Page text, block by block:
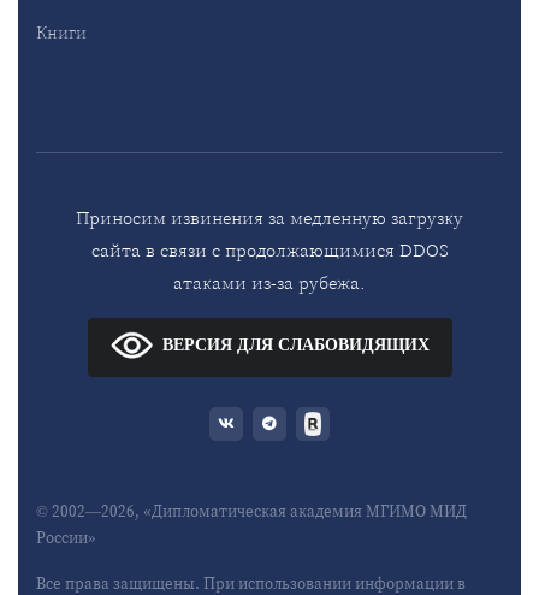
Книги
Приносим извинения за медленную загрузку
сайта в связи с продолжающимися DDOS
атаками из-за рубежа.
ВЕРСИЯ ДЛЯ СЛАБОВИДЯЩИХ
© 2002—2026, «Дипломатическая академия МГИМО МИД
России»
Все права защищены. При использовании информации в